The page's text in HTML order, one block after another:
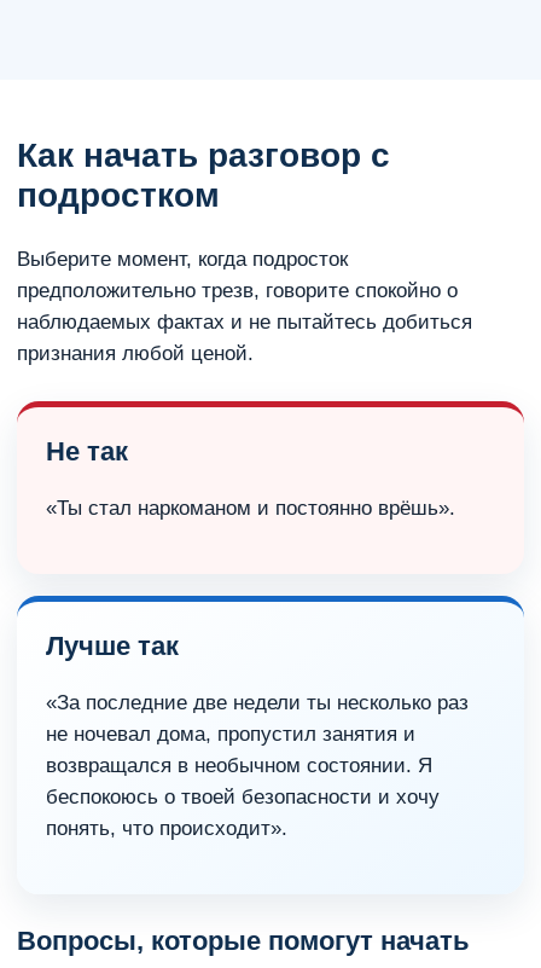
Как начать разговор с
подростком
Выберите момент, когда подросток
предположительно трезв, говорите спокойно о
наблюдаемых фактах и не пытайтесь добиться
признания любой ценой.
Не так
«Ты стал наркоманом и постоянно врёшь».
Лучше так
«За последние две недели ты несколько раз
не ночевал дома, пропустил занятия и
возвращался в необычном состоянии. Я
беспокоюсь о твоей безопасности и хочу
понять, что происходит».
Вопросы, которые помогут начать